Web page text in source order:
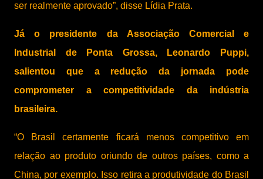
ser realmente aprovado”, disse Lídia Prata.
Já o presidente da Associação Comercial e
Industrial de Ponta Grossa, Leonardo Puppi,
salientou que a redução da jornada pode
comprometer a competitividade da indústria
brasileira.
“O Brasil certamente ficará menos competitivo em
relação ao produto oriundo de outros países, como a
China, por exemplo. Isso retira a produtividade do Brasil